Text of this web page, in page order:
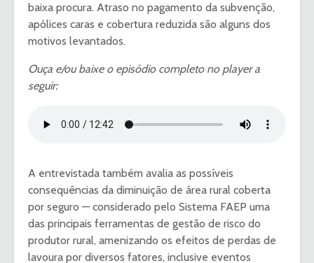
baixa procura. Atraso no pagamento da subvenção,
apólices caras e cobertura reduzida são alguns dos
motivos levantados.
Ouça e/ou baixe o episódio completo no player a
seguir:
A entrevistada também avalia as possíveis
consequências da diminuição de área rural coberta
por seguro — considerado pelo Sistema FAEP uma
das principais ferramentas de gestão de risco do
produtor rural, amenizando os efeitos de perdas de
lavoura por diversos fatores, inclusive eventos